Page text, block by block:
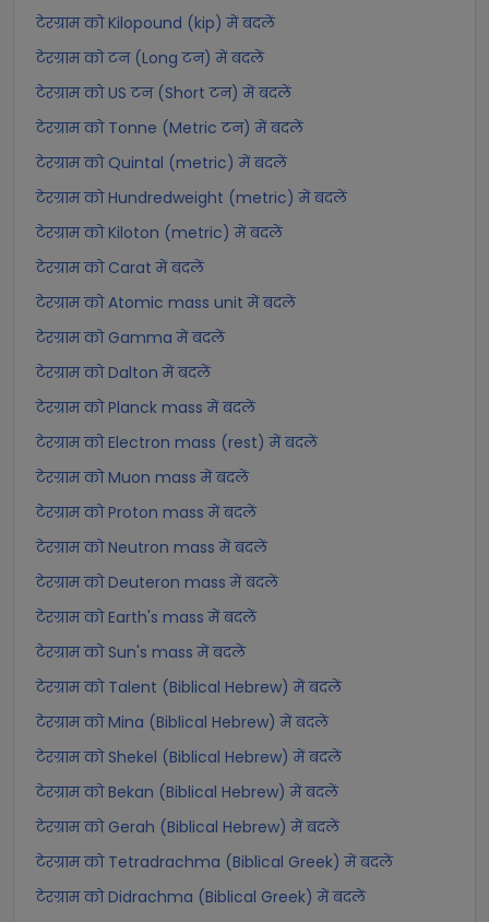
टेरग्राम को Kilopound (kip) में बदलें
टेरग्राम को टन (Long टन) में बदलें
टेरग्राम को US टन (Short टन) में बदलें
टेरग्राम को Tonne (Metric टन) में बदलें
टेरग्राम को Quintal (metric) में बदलें
टेरग्राम को Hundredweight (metric) में बदलें
टेरग्राम को Kiloton (metric) में बदलें
टेरग्राम को Carat में बदलें
टेरग्राम को Atomic mass unit में बदलें
टेरग्राम को Gamma में बदलें
टेरग्राम को Dalton में बदलें
टेरग्राम को Planck mass में बदलें
टेरग्राम को Electron mass (rest) में बदलें
टेरग्राम को Muon mass में बदलें
टेरग्राम को Proton mass में बदलें
टेरग्राम को Neutron mass में बदलें
टेरग्राम को Deuteron mass में बदलें
टेरग्राम को Earth's mass में बदलें
टेरग्राम को Sun's mass में बदलें
टेरग्राम को Talent (Biblical Hebrew) में बदलें
टेरग्राम को Mina (Biblical Hebrew) में बदलें
टेरग्राम को Shekel (Biblical Hebrew) में बदलें
टेरग्राम को Bekan (Biblical Hebrew) में बदलें
टेरग्राम को Gerah (Biblical Hebrew) में बदलें
टेरग्राम को Tetradrachma (Biblical Greek) में बदलें
टेरग्राम को Didrachma (Biblical Greek) में बदलें